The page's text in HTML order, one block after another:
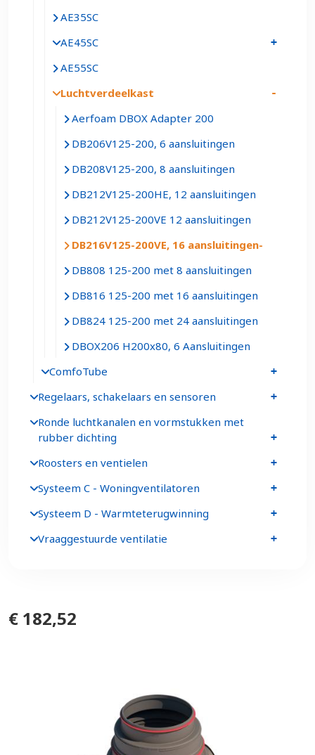
€ 182,52
AE35SC
AE45SC
AE55SC
Luchtverdeelkast
Aerfoam DBOX Adapter 200
DB206V125-200, 6 aansluitingen
DB208V125-200, 8 aansluitingen
DB212V125-200HE, 12 aansluitingen
DB212V125-200VE 12 aansluitingen
DB216V125-200VE, 16 aansluitingen
DB808 125-200 met 8 aansluitingen
DB816 125-200 met 16 aansluitingen
DB824 125-200 met 24 aansluitingen
DBOX206 H200x80, 6 Aansluitingen
ComfoTube
Regelaars, schakelaars en sensoren
Ronde luchtkanalen en vormstukken met
rubber dichting
Roosters en ventielen
Systeem C - Woningventilatoren
Systeem D - Warmteterugwinning
Vraaggestuurde ventilatie